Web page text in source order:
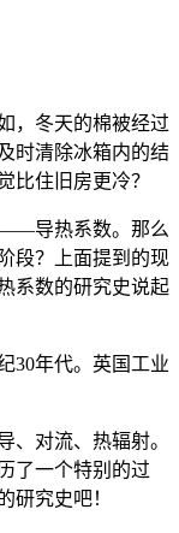
，冬天的棉被经过
时清除冰箱内的结
比住旧房更冷？
——导热系数。那么
段？上面提到的现
系数的研究史说起
30年代。英国工业
对流、热辐射。
了一个特别的过
研究史吧！